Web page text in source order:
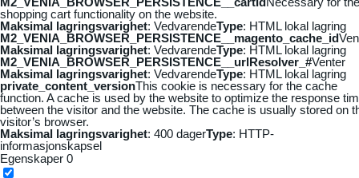
shopping cart functionality on the website.
Maksimal lagringsvarighet: VedvarendeType: HTML lokal lagring
M2_VENIA_BROWSER_PERSISTENCE__magento_cache_id
Maksimal lagringsvarighet: VedvarendeType: HTML lokal lagring
M2_VENIA_BROWSER_PERSISTENCE__urlResolver_#Venter
Maksimal lagringsvarighet: VedvarendeType: HTML lokal lagring
private_content_versionThis cookie is necessary for the cache
function. A cache is used by the website to optimize the response
between the visitor and the website. The cache is usually stored on
visitor’s browser.
Maksimal lagringsvarighet: 400 dagerType: HTTP-
informasjonskapsel
Egenskaper 0